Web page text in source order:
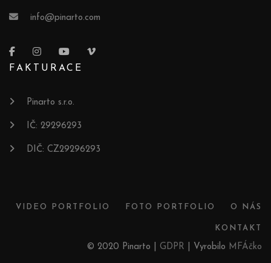
info@pinarto.com
FAKTURACE
Pinarto s.r.o.
IČ: 29296293
DIČ: CZ29296293
VIDEO PORTFOLIO FOTO PORTFOLIO O NÁS
KONTAKT
© 2020 Pinarto | GDPR | Vyrobilo MFÁčko